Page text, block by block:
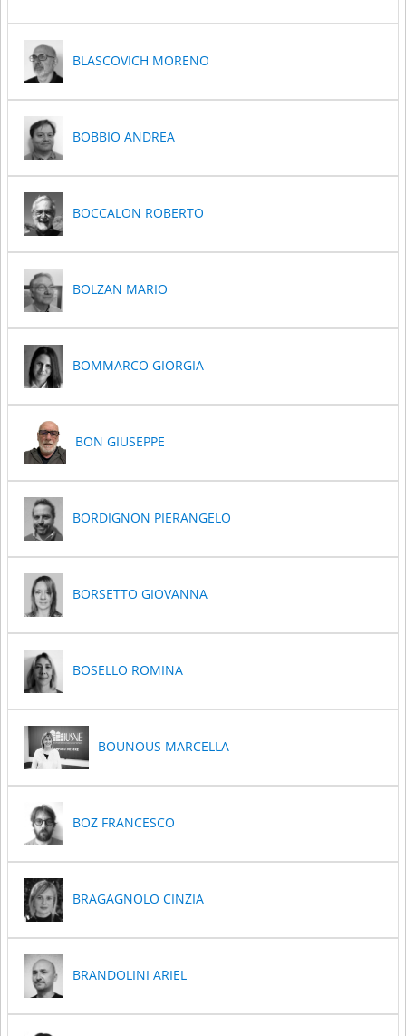
BLASCOVICH MORENO
BOBBIO ANDREA
BOCCALON ROBERTO
BOLZAN MARIO
BOMMARCO GIORGIA
BON GIUSEPPE
BORDIGNON PIERANGELO
BORSETTO GIOVANNA
BOSELLO ROMINA
BOUNOUS MARCELLA
BOZ FRANCESCO
BRAGAGNOLO CINZIA
BRANDOLINI ARIEL